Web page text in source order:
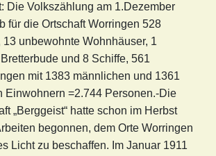
Die Volkszählung am 1.Dezember
für die Ortschaft Worringen 528
13 unbewohnte Wohnhäuser, 1
und 8 Schiffe, 561
mit 1383 männlichen und 1361
Einwohnern =2.744 Personen.-Die
„Berggeist“ hatte schon im Herbst
begonnen, dem Orte Worringen
Licht zu beschaffen. Im Januar 1911